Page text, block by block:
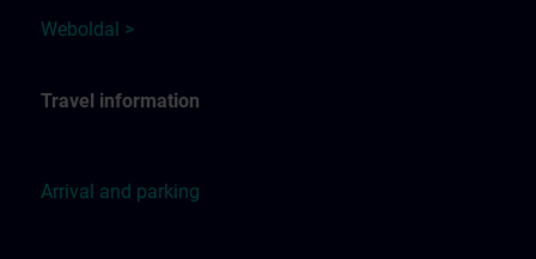
Weboldal >
Travel information
Arrival and parking